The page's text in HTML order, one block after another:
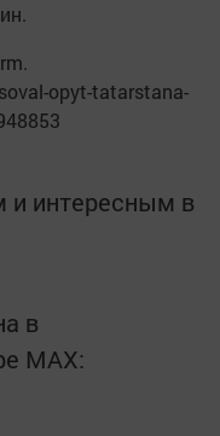
opyt-tatarstana-
интересным в
в
MАХ: